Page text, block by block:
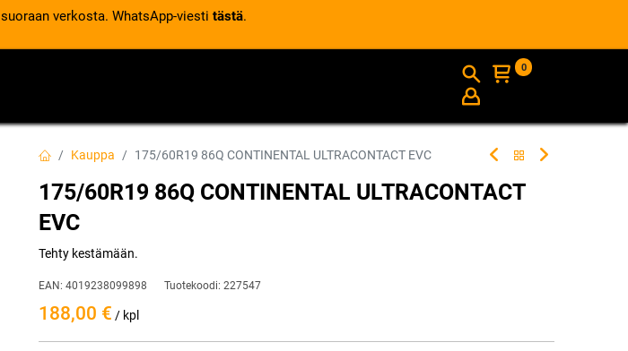
suoraan verkosta. WhatsApp-viesti tästä.
INFO
0
Kauppa 175/60R19 86Q CONTINENTAL ULTRACONTACT EVC
175/60R19 86Q CONTINENTAL ULTRACONTACT
EVC
Tehty kestämään.
EAN: 4019238099898 Tuotekoodi: 227547
188,00 € / kpl